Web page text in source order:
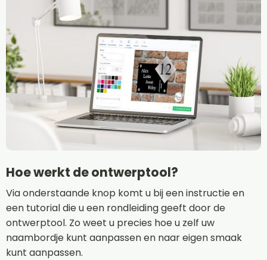
Hoe werkt de ontwerptool?
Via onderstaande knop komt u bij een instructie en
een tutorial die u een rondleiding geeft door de
ontwerptool. Zo weet u precies hoe u zelf uw
naambordje kunt aanpassen en naar eigen smaak
kunt aanpassen.